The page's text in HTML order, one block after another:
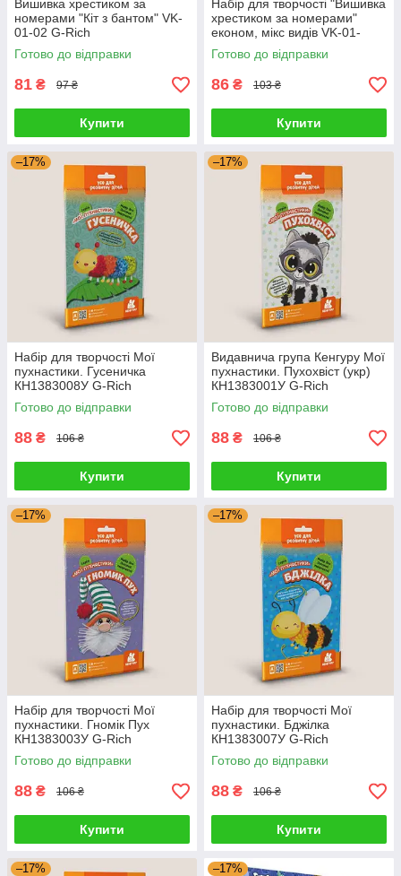
Вишивка хрестиком за
номерами "Кіт з бантом" VK-
01-02 G-Rich
Готово до відправки
81 ₴ 97 ₴
Купити
Набір для творчості "Вишивка
хрестиком за номерами"
економ, мікс видів VK-01-
01,02,03,04...10 G-Rich
Готово до відправки
86 ₴ 103 ₴
Купити
–17%
Набір для творчості Мої
пухнастики. Гусеничка
КН1383008У G-Rich
Готово до відправки
88 ₴ 106 ₴
Купити
–17%
Видавнича група Кенгуру Мої
пухнастики. Пухохвіст (укр)
КН1383001У G-Rich
Готово до відправки
88 ₴ 106 ₴
Купити
–17%
Набір для творчості Мої
пухнастики. Гномік Пух
КН1383003У G-Rich
Готово до відправки
88 ₴ 106 ₴
Купити
–17%
Набір для творчості Мої
пухнастики. Бджілка
КН1383007У G-Rich
Готово до відправки
88 ₴ 106 ₴
Купити
–17% –17%